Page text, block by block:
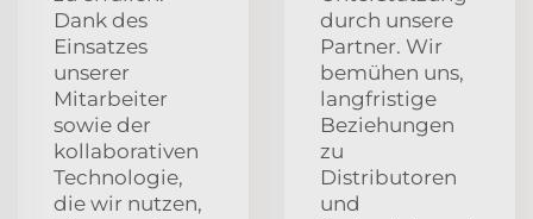
Dank des
Einsatzes
unserer
Mitarbeiter
sowie der
kollaborativen
Technologie,
die wir nutzen,
durch unsere
Partner. Wir
bemühen uns,
langfristige
Beziehungen
zu
Distributoren
und